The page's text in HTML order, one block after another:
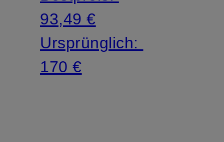
93,49 €
Ursprünglich:
170 €